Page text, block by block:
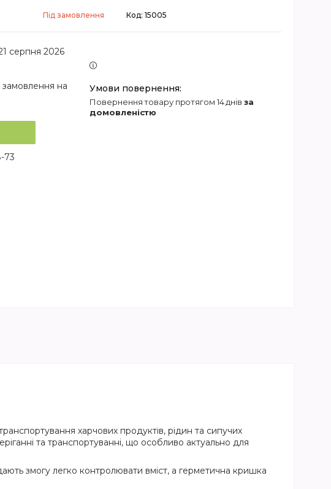
Під замовлення Код: 15005
серпня 2026
замовлення на
73
повернення товару протягом 14 днів за
домовленістю
харчових продуктів, рідин та сипучих
та транспортуванні, що особливо актуально для
змогу легко контролювати вміст, а герметична кришка